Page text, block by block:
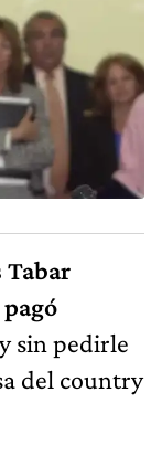
Tabar
sin pedirle
del country